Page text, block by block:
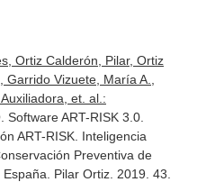
Ortiz Calderón, Pilar, Ortiz
Vizuete, María A.,
et. al.:
Software ART-RISK 3.0.
ART-RISK. Inteligencia
Preventiva de
Pilar Ortiz. 2019. 43.